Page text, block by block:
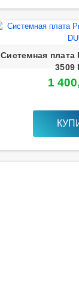
Системная плата
3509
1